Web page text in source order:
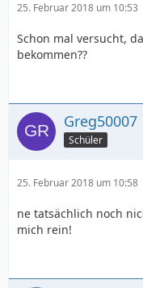
25. Februar 2018 um 10:53
Schon mal versucht,
bekommen??
Greg50007
Schüler
25. Februar 2018 um 10:58
ne tatsächlich noch
mich rein!